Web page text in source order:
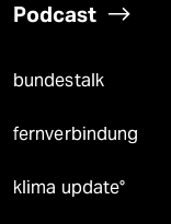
Podcast
bundestalk
fernverbindung
klima update°